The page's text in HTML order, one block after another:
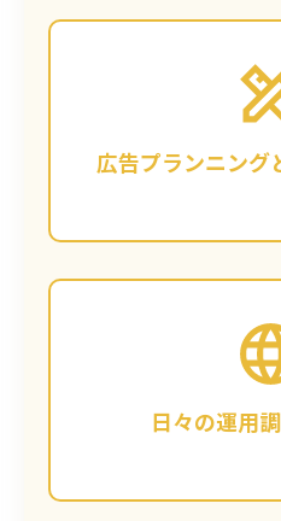
広告プランニング
お客様の目的（集客
基づき、
Facebook/Instagram
ーゲットに最も響く
アカウ
日々の運用
広告は「出してから
ワードが成果に繋が
リックされたか、鹿
し、入札単価やター
ムで調整